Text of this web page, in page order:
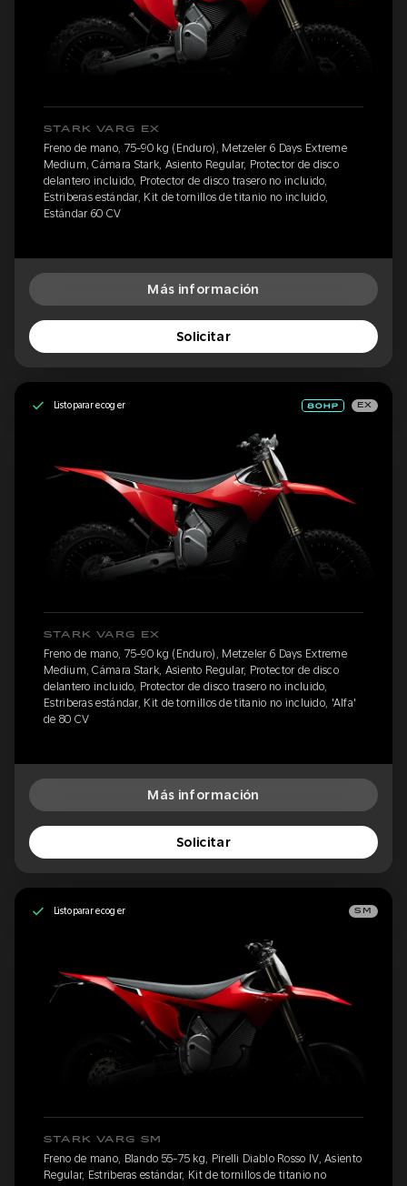
STARK VARG EX
Freno de mano, 75-90 kg (Enduro), Metzeler 6 Days Extreme
Medium, Cámara Stark, Asiento Regular, Protector de disco
delantero incluido, Protector de disco trasero no incluido,
Estriberas estándar, Kit de tornillos de titanio no incluido,
Estándar 60 CV
Más información
Solicitar
Listo para recoger EX
STARK VARG EX
Freno de mano, 75-90 kg (Enduro), Metzeler 6 Days Extreme
Medium, Cámara Stark, Asiento Regular, Protector de disco
delantero incluido, Protector de disco trasero no incluido,
Estriberas estándar, Kit de tornillos de titanio no incluido, 'Alfa'
de 80 CV
Más información
Solicitar
Listo para recoger SM
STARK VARG SM
Freno de mano, Blando 55-75 kg, Pirelli Diablo Rosso IV, Asiento
Regular, Estriberas estándar, Kit de tornillos de titanio no